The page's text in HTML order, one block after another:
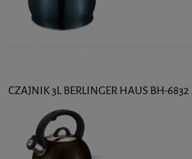
CZAJNIK 3L BERLINGER HAUS BH-